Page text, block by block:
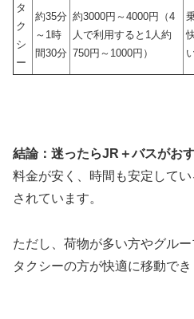
タ
ク
シ
ー
約35分
～1時
間30分
約3000円～4000円（4
人で利用すると1人約
750円～1000円）
結論：迷ったらJR＋バスがおす
料金が安く、時間も安定して
されています。
ただし、荷物が多い方やグルー
タクシーの方が快適に移動でき